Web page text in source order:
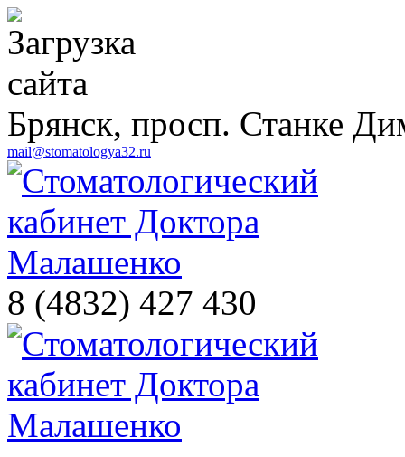
Брянск, просп. Станке
mail@stomatologya32.ru
8 (4832) 427 430